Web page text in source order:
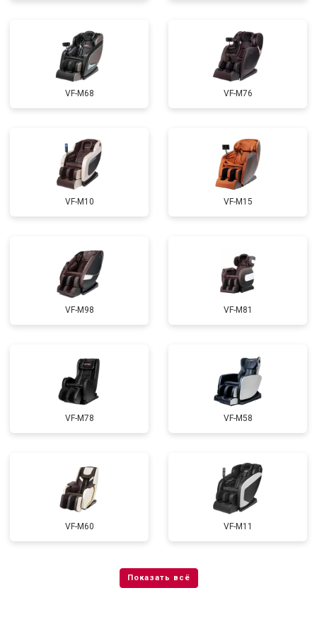
Ремонт купюроприемника от 4700 ₽ Заказать
Замена сетевого трансформатора от 4500 ₽
VF-M68 VF-M76
VF-M10 VF-M15
VF-M98 VF-M81
VF-M78 VF-M58
VF-M60 VF-M11